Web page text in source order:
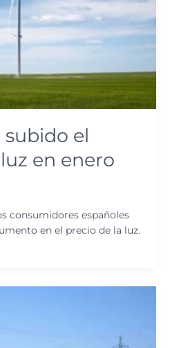
subido el
en enero
consumidores españoles
en el precio de la luz.